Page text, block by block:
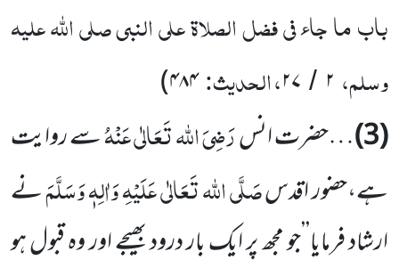
باب ما جاء فی فضل الصلاۃ علی النبی صلی اللّٰہ علیہ
وسلم، ۲ / ۲۷، الحدیث:۴۸۴)
(3) …حضرت انسرَضِیَ اللہ تَعَالٰی عَنْہُسے روایت
ہے،حضور اقدسصَلَّی اللہ تَعَالٰی عَلَیْہِ وَاٰلِہٖ وَسَلَّمَنے
ارشاد فرمایا’’جو مجھ پر ایک بار درود بھیجے اور وہ قبول ہو